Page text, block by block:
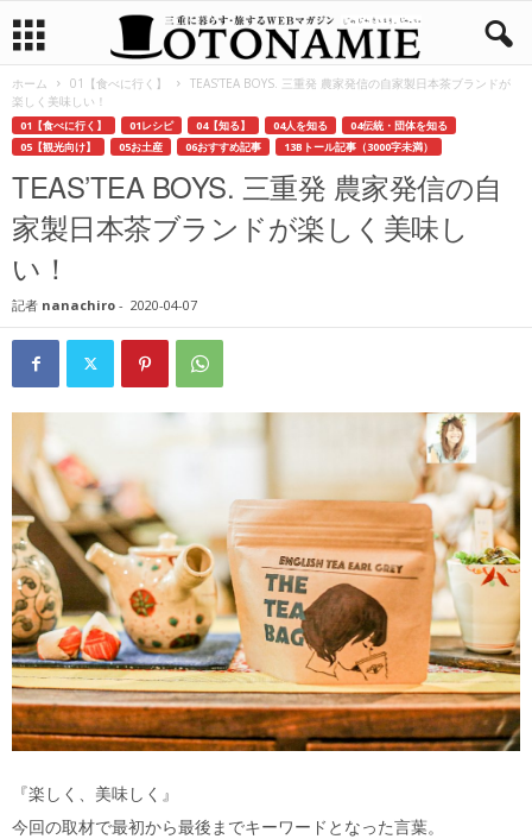
ホーム 01【食べに行く】
TEAS’TEA BOYS. 三重発 農家発信の自家製日本茶ブランドが
楽しく美味しい！
01【食べに行く】 01レシピ 04【知る】 04人を知る
04伝統・団体を知る
05【観光向け】
05お土産 06おすすめ記事 13Bトール記事（3000字未満）
TEAS’TEA BOYS. 三重発 農家発信の自
家製日本茶ブランドが楽しく美味し
い！
記者 nanachiro - 2020-04-07
『楽しく、美味しく』
今回の取材で最初から最後までキーワードとなった言葉。